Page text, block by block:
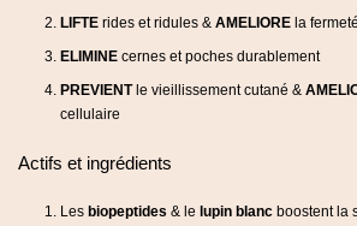
LIFTE rides et ridules & AMELIORE la
ELIMINE cernes et poches durablement
PREVIENTle vieillissement cutané &
cellulaire
Actifs et ingrédients
Les biopeptides & le lupin blanc boostent la